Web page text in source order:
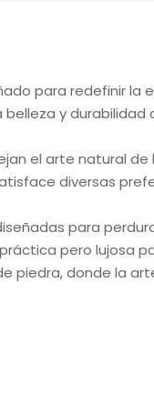
para redefinir la
belleza y
el arte natural
diversas
para
pero lujosa
piedra, donde la